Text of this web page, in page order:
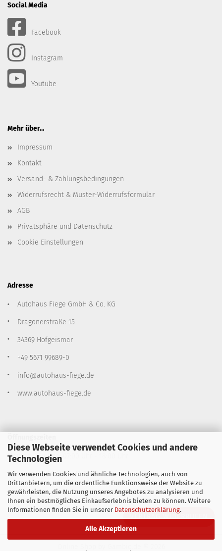
Diese Webseite verwendet Cookies und andere
Technologien
Wir verwenden Cookies und ähnliche Technologien, auch von
Drittanbietern, um die ordentliche Funktionsweise der Website zu
gewährleisten, die Nutzung unseres Angebotes zu analysieren und
Ihnen ein bestmögliches Einkaufserlebnis bieten zu können. Weitere
Informationen finden Sie in unserer Datenschutzerklärung.
Alle Akzeptieren
Social Media
Facebook
Instagram
Youtube
Mehr über...
Impressum
Kontakt
Versand- & Zahlungsbedingungen
Widerrufsrecht & Muster-Widerrufsformular
AGB
Privatsphäre und Datenschutz
Cookie Einstellungen
Adresse
Autohaus Fiege GmbH & Co. KG
Dragonerstraße 15
34369 Hofgeismar
+49 5671 99689-0
info@autohaus-fiege.de
www.autohaus-fiege.de
Montag - Freitag: 07:00 Uhr - 18:00 Uhr
Samstag: 09:00 Uhr - 13:00 Uhr